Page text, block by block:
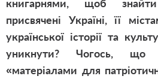
книгарнями, щоб
присвячені Україні, її
української історії та
уникнути? Чогось, що
«матеріалами для